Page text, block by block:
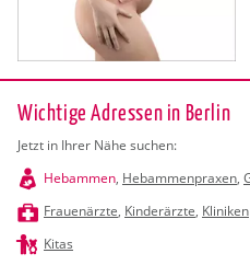
Wichtige Adressen in Berlin
Jetzt in Ihrer Nähe suchen:
Hebammen, Hebammenpraxen,
Frauenärzte, Kinderärzte, Kliniken
Kitas